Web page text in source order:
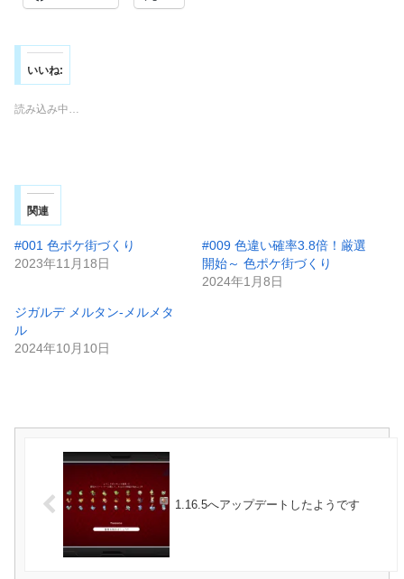
いいね:
読み込み中…
関連
#001 色ポケ街づくり
2023年11月18日
#009 色違い確率3.8倍！厳選
開始～ 色ポケ街づくり
2024年1月8日
ジガルデ メルタン-メルメタ
ル
2024年10月10日
1.16.5へアップデートしたようです